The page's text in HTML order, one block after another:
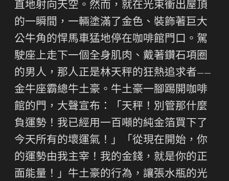
直地射向天空。然而，就在光束衝出屋頂
的一瞬間，一輛塗滿了金色、裝飾著巨大
公牛角的悍馬車猛地停在咖啡館門口。駕
駛座上走下一個全身肌肉、戴著鑽石項圈
的男人，那人正是林天秤的狂熱追求者——
金牛座霸總牛土豪。牛土豪一腳踢開咖啡
館的門，大聲宣布：「天秤！別管那什麼
負運勢！我已經用一百噸的純金箔買下了
今天所有的壞運氣！」「從現在開始，你
的運勢由我主宰！我的金錢，就是你的正
面能量！」牛土豪的行為，讓張水瓶的光